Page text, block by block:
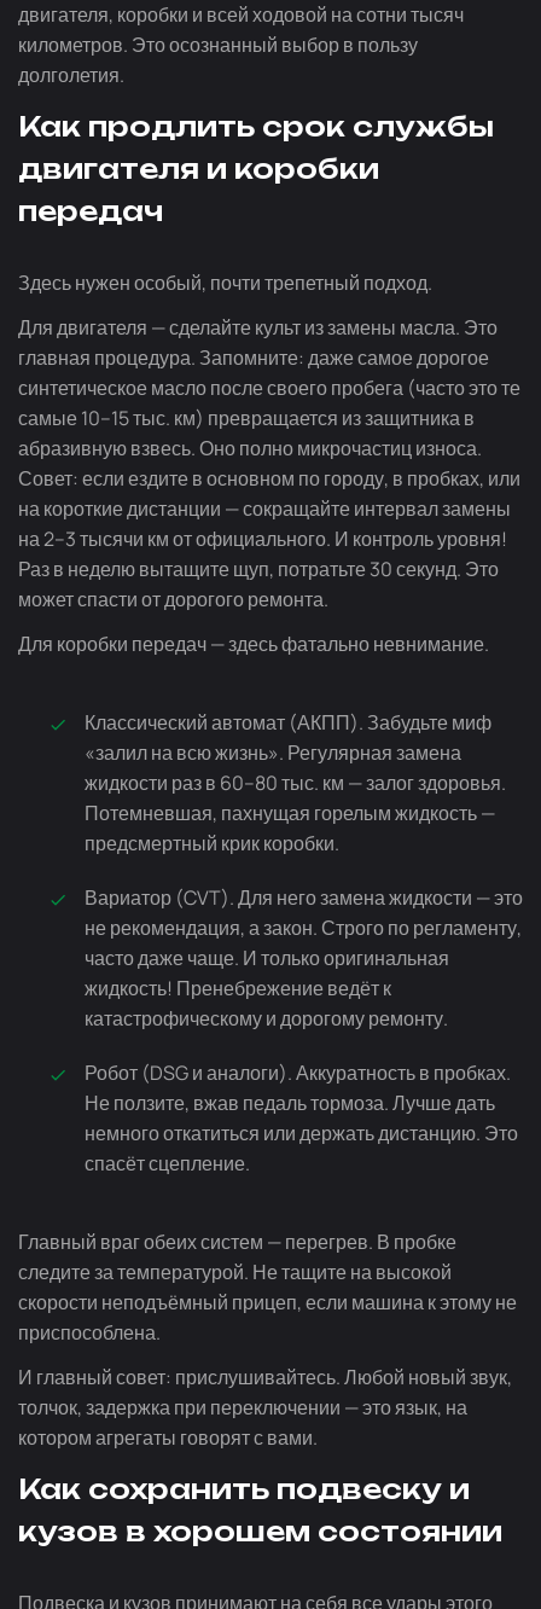
двигателя, коробки и всей ходовой на сотни тысяч
километров. Это осознанный выбор в пользу
долголетия.
Как продлить срок службы
двигателя и коробки
передач
Здесь нужен особый, почти трепетный подход.
Для двигателя — сделайте культ из замены масла. Это
главная процедура. Запомните: даже самое дорогое
синтетическое масло после своего пробега (часто это те
самые 10–15 тыс. км) превращается из защитника в
абразивную взвесь. Оно полно микрочастиц износа.
Совет: если ездите в основном по городу, в пробках, или
на короткие дистанции — сокращайте интервал замены
на 2–3 тысячи км от официального. И контроль уровня!
Раз в неделю вытащите щуп, потратьте 30 секунд. Это
может спасти от дорогого ремонта.
Для коробки передач — здесь фатально невнимание.
Классический автомат (АКПП). Забудьте миф
«залил на всю жизнь». Регулярная замена
жидкости раз в 60–80 тыс. км — залог здоровья.
Потемневшая, пахнущая горелым жидкость —
предсмертный крик коробки.
Вариатор (CVT). Для него замена жидкости — это
не рекомендация, а закон. Строго по регламенту,
часто даже чаще. И только оригинальная
жидкость! Пренебрежение ведёт к
катастрофическому и дорогому ремонту.
Робот (DSG и аналоги). Аккуратность в пробках.
Не ползите, вжав педаль тормоза. Лучше дать
немного откатиться или держать дистанцию. Это
спасёт сцепление.
Главный враг обеих систем — перегрев. В пробке
следите за температурой. Не тащите на высокой
скорости неподъёмный прицеп, если машина к этому не
приспособлена.
И главный совет: прислушивайтесь. Любой новый звук,
толчок, задержка при переключении — это язык, на
котором агрегаты говорят с вами.
Как сохранить подвеску и
кузов в хорошем состоянии
Подвеска и кузов принимают на себя все удары этого